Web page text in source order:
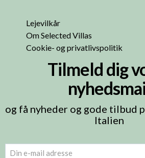
Lejevilkår
Om Selected Villas
Cookie- og privatlivspolitik
Tilmeld dig
og få nyheder og gode tilbud
Italien
email (Påkrævet)